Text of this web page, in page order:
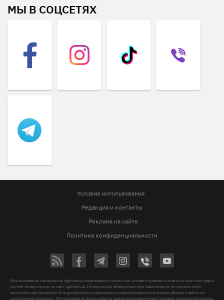
МЫ В СОЦСЕТЯХ
Условия использования
Редакция и контакты
Реклама на сайте
Политика конфиденциальности
Использование материалов Vgorode.ua разрешается только при условии прямой и открытой для поисковых
систем гиперссылки на сайт vgorode.ua. Гиперссылка обязательна вне зависимости от полного либо
частичного цитирования. Она должна быть размещена в подзаголовке или в первом абзаце и вести на
цитируемый материал. Использование фотографий и видео разрешается при условии указания источника